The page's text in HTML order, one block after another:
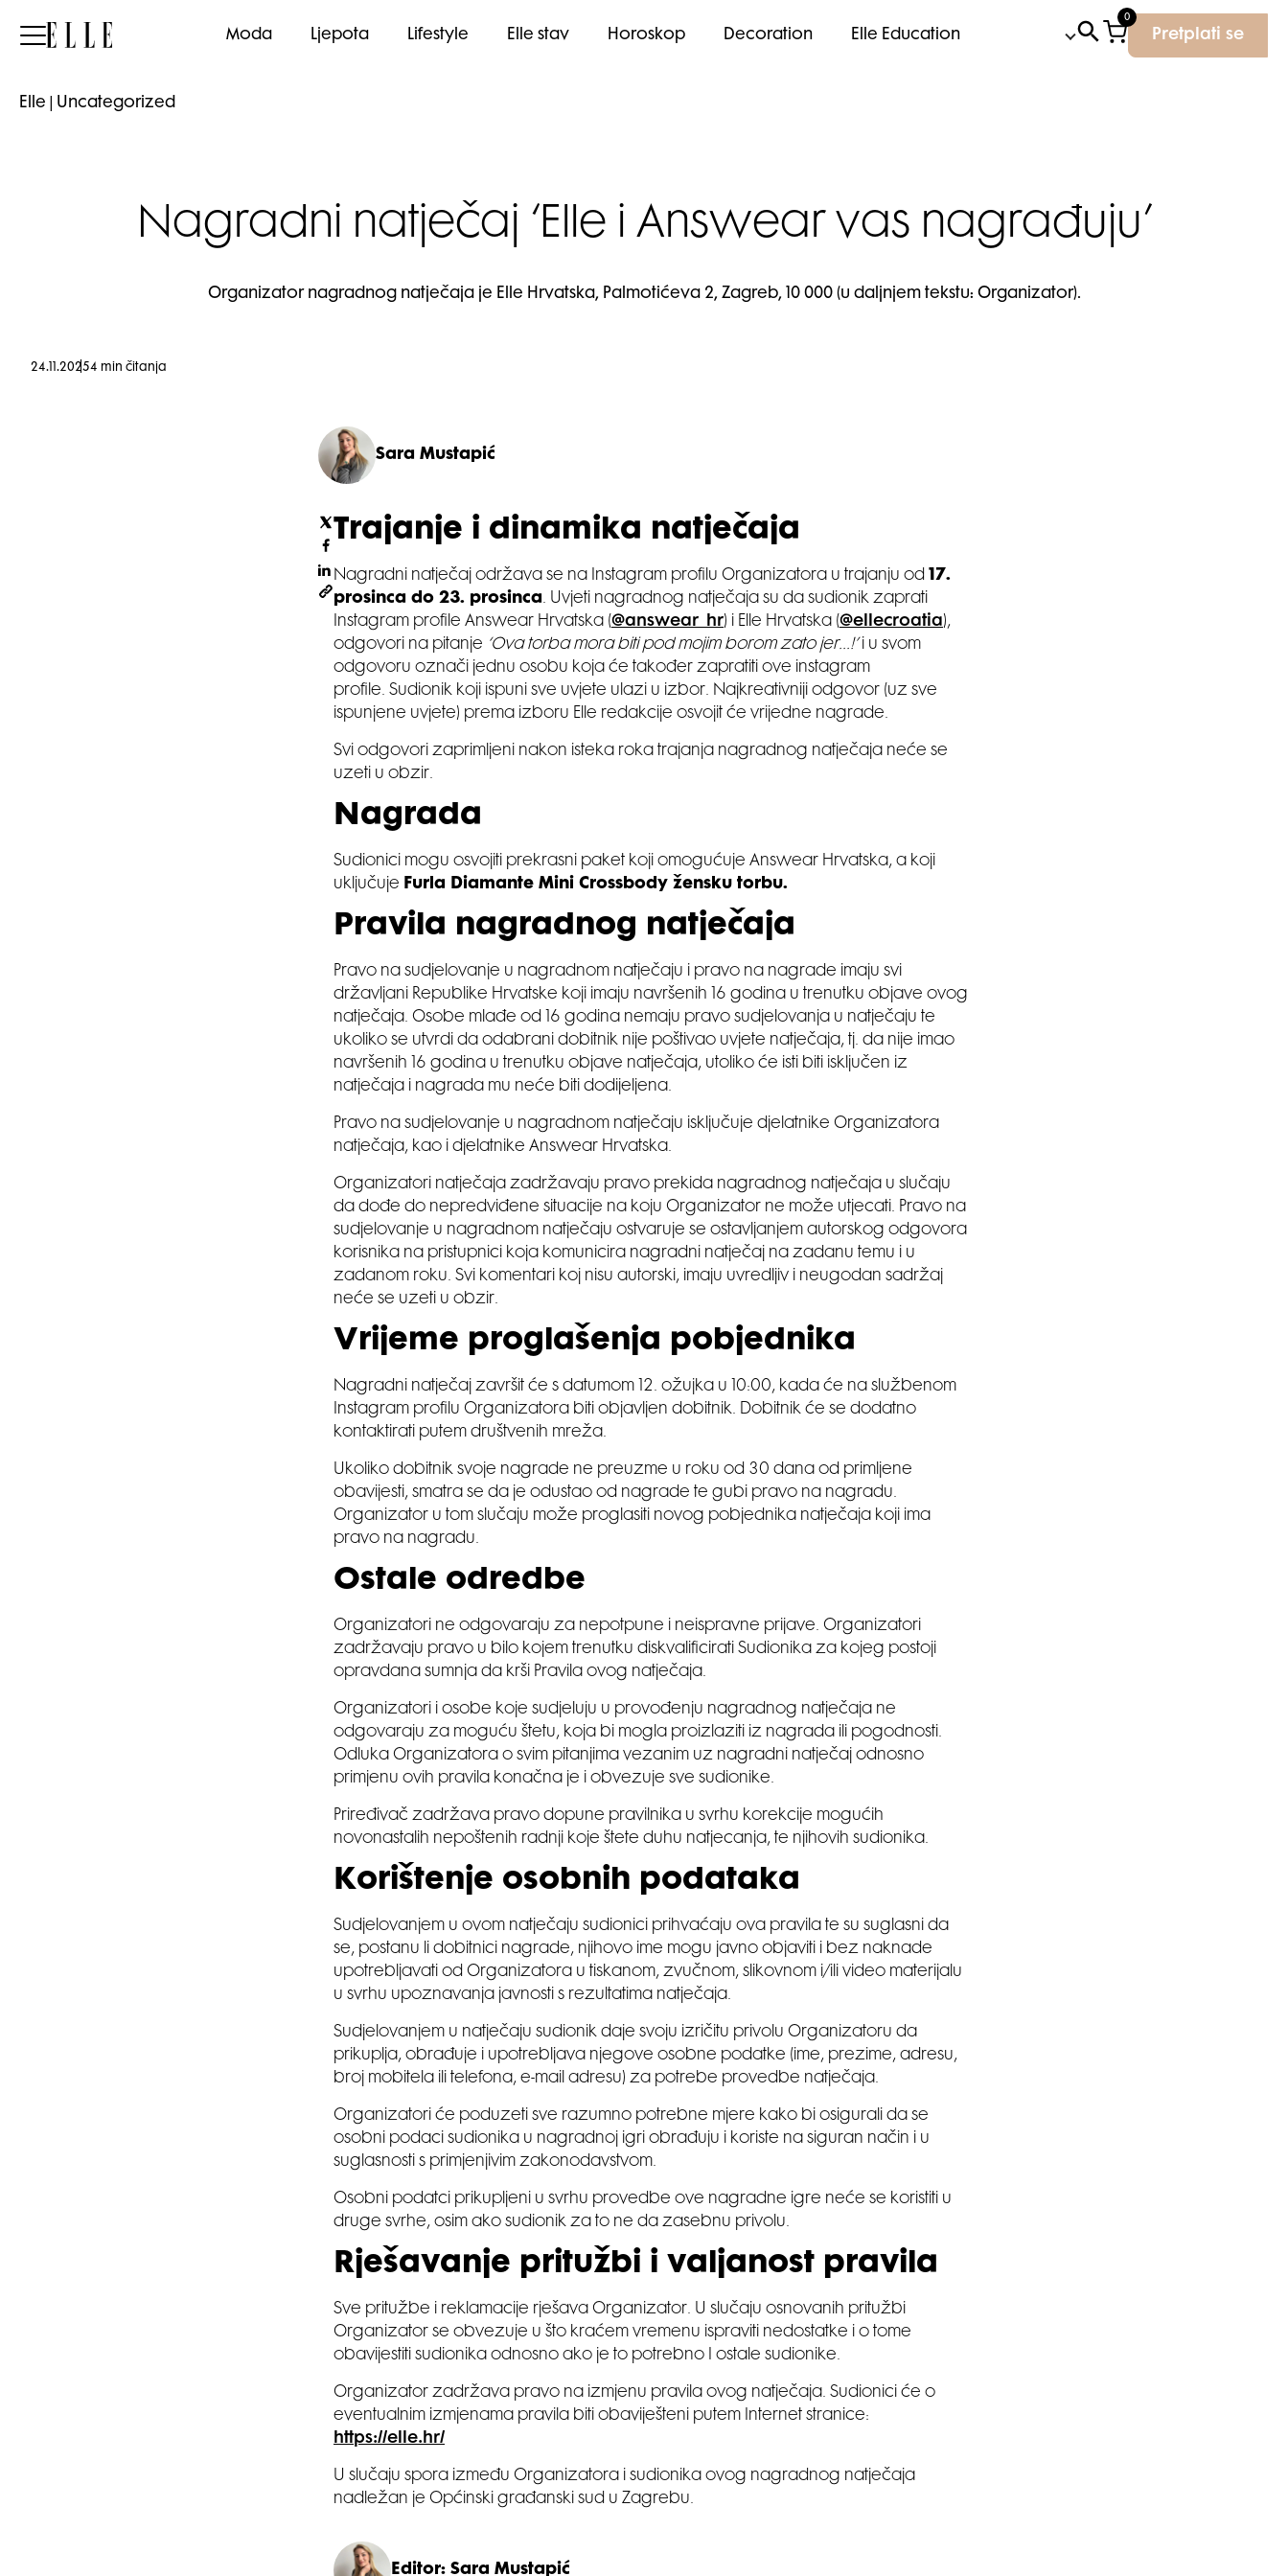
Elle Moda Ljepota Lifestyle Elle stav Horoskop Decoration Elle Education
0
Pretplati se
Elle Uncategorized
Nagradni natječaj ‘Elle i Answear vas nagrađuju’
Organizator nagradnog natječaja je Elle Hrvatska, Palmotićeva 2, Zagreb, 10 000 (u daljnjem tekstu: Organizator).
24.11.20254 min čitanja
Sara Mustapić
Trajanje i dinamika natječaja
Nagradni natječaj održava se na Instagram profilu Organizatora u trajanju od
17.
prosinca do 23. prosinca. Uvjeti nagradnog natječaja su da sudionik zaprati
Instagram profile Answear Hrvatska (@answear_hr) i Elle Hrvatska (@ellecroatia),
odgovori na pitanje ‘Ova torba mora biti pod mojim borom zato jer…!’i u svom
odgovoru označi jednu osobu koja će također zapratiti ove instagram
profile. Sudionik koji ispuni sve uvjete ulazi u izbor. Najkreativniji odgovor (uz sve
ispunjene uvjete) prema izboru Elle redakcije osvojit će vrijedne nagrade.
Svi odgovori zaprimljeni nakon isteka roka trajanja nagradnog natječaja neće se
uzeti u obzir.
Nagrada
Sudionici mogu osvojiti prekrasni paket koji omogućuje Answear Hrvatska, a koji
uključuje Furla Diamante Mini Crossbody žensku torbu.
Pravila nagradnog natječaja
Pravo na sudjelovanje u nagradnom natječaju i pravo na nagrade imaju svi
državljani Republike Hrvatske koji imaju navršenih 16 godina u trenutku objave ovog
natječaja. Osobe mlađe od 16 godina nemaju pravo sudjelovanja u natječaju te
ukoliko se utvrdi da odabrani dobitnik nije poštivao uvjete natječaja, tj. da nije imao
navršenih 16 godina u trenutku objave natječaja, utoliko će isti biti isključen iz
natječaja i nagrada mu neće biti dodijeljena.
Pravo na sudjelovanje u nagradnom natječaju isključuje djelatnike Organizatora
natječaja, kao i djelatnike Answear Hrvatska.
Organizatori natječaja zadržavaju pravo prekida nagradnog natječaja u slučaju
da dođe do nepredviđene situacije na koju Organizator ne može utjecati. Pravo na
sudjelovanje u nagradnom natječaju ostvaruje se ostavljanjem autorskog odgovora
korisnika na pristupnici koja komunicira nagradni natječaj na zadanu temu i u
zadanom roku. Svi komentari koj nisu autorski, imaju uvredljiv i neugodan sadržaj
neće se uzeti u obzir.
Vrijeme proglašenja pobjednika
Nagradni natječaj završit će s datumom 12. ožujka u 10:00, kada će na službenom
Instagram profilu Organizatora biti objavljen dobitnik. Dobitnik će se dodatno
kontaktirati putem društvenih mreža.
Ukoliko dobitnik svoje nagrade ne preuzme u roku od 30 dana od primljene
obavijesti, smatra se da je odustao od nagrade te gubi pravo na nagradu.
Organizator u tom slučaju može proglasiti novog pobjednika natječaja koji ima
pravo na nagradu.
Ostale odredbe
Organizatori ne odgovaraju za nepotpune i neispravne prijave. Organizatori
zadržavaju pravo u bilo kojem trenutku diskvalificirati Sudionika za kojeg postoji
opravdana sumnja da krši Pravila ovog natječaja.
Organizatori i osobe koje sudjeluju u provođenju nagradnog natječaja ne
odgovaraju za moguću štetu, koja bi mogla proizlaziti iz nagrada ili pogodnosti.
Odluka Organizatora o svim pitanjima vezanim uz nagradni natječaj odnosno
primjenu ovih pravila konačna je i obvezuje sve sudionike.
Priređivač zadržava pravo dopune pravilnika u svrhu korekcije mogućih
novonastalih nepoštenih radnji koje štete duhu natjecanja, te njihovih sudionika.
Korištenje osobnih podataka
Sudjelovanjem u ovom natječaju sudionici prihvaćaju ova pravila te su suglasni da
se, postanu li dobitnici nagrade, njihovo ime mogu javno objaviti i bez naknade
upotrebljavati od Organizatora u tiskanom, zvučnom, slikovnom i/ili video materijalu
u svrhu upoznavanja javnosti s rezultatima natječaja.
Sudjelovanjem u natječaju sudionik daje svoju izričitu privolu Organizatoru da
prikuplja, obrađuje i upotrebljava njegove osobne podatke (ime, prezime, adresu,
broj mobitela ili telefona, e-mail adresu) za potrebe provedbe natječaja.
Organizatori će poduzeti sve razumno potrebne mjere kako bi osigurali da se
osobni podaci sudionika u nagradnoj igri obrađuju i koriste na siguran način i u
suglasnosti s primjenjivim zakonodavstvom.
Osobni podatci prikupljeni u svrhu provedbe ove nagradne igre neće se koristiti u
druge svrhe, osim ako sudionik za to ne da zasebnu privolu.
Rješavanje pritužbi i valjanost pravila
Sve pritužbe i reklamacije rješava Organizator. U slučaju osnovanih pritužbi
Organizator se obvezuje u što kraćem vremenu ispraviti nedostatke i o tome
obavijestiti sudionika odnosno ako je to potrebno I ostale sudionike.
Organizator zadržava pravo na izmjenu pravila ovog natječaja. Sudionici će o
eventualnim izmjenama pravila biti obaviješteni putem Internet stranice:
https://elle.hr/
U slučaju spora između Organizatora i sudionika ovog nagradnog natječaja
nadležan je Općinski građanski sud u Zagrebu.
Editor: Sara Mustapić